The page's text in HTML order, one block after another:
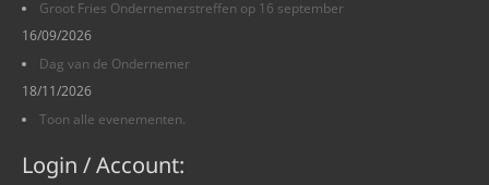
Groot Fries Ondernemerstreffen op 16 september
16/09/2026
Dag van de Ondernemer
18/11/2026
Toon alle evenementen.
Login / Account: